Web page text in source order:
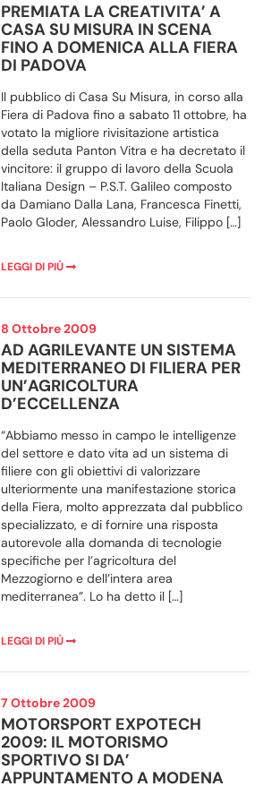
PREMIATA LA CREATIVITA’ A
CASA SU MISURA IN SCENA
FINO A DOMENICA ALLA FIERA
DI PADOVA
Il pubblico di Casa Su Misura, in corso alla
Fiera di Padova fino a sabato 11 ottobre, ha
votato la migliore rivisitazione artistica
della seduta Panton Vitra e ha decretato il
vincitore: il gruppo di lavoro della Scuola
Italiana Design – P.S.T. Galileo composto
da Damiano Dalla Lana, Francesca Finetti,
Paolo Gloder, Alessandro Luise, Filippo […]
LEGGI DI PIÙ
8 Ottobre 2009
AD AGRILEVANTE UN SISTEMA
MEDITERRANEO DI FILIERA PER
UN’AGRICOLTURA
D’ECCELLENZA
“Abbiamo messo in campo le intelligenze
del settore e dato vita ad un sistema di
filiere con gli obiettivi di valorizzare
ulteriormente una manifestazione storica
della Fiera, molto apprezzata dal pubblico
specializzato, e di fornire una risposta
autorevole alla domanda di tecnologie
specifiche per l’agricoltura del
Mezzogiorno e dell’intera area
mediterranea”. Lo ha detto il […]
LEGGI DI PIÙ
7 Ottobre 2009
MOTORSPORT EXPOTECH
2009: IL MOTORISMO
SPORTIVO SI DA’
APPUNTAMENTO A MODENA